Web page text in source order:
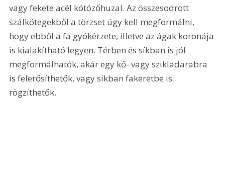
vagy fekete acél kötözőhuzal. Az összesodrott
szálkötegekből a törzset úgy kell megformálni,
hogy ebből a fa gyökérzete, illetve az ágak koronája
is kialakítható legyen. Térben és síkban is jól
megformálhatók, akár egy kő- vagy szikladarabra
is felerősíthetők, vagy síkban fakeretbe is
rögzíthetők.